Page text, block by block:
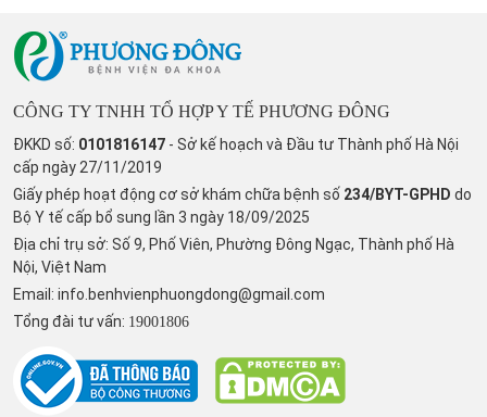
CÔNG TY TNHH TỔ HỢP Y TẾ PHƯƠNG ĐÔNG
ĐKKD số: 0101816147 - Sở kế hoạch và Đầu tư Thành phố Hà Nội
cấp ngày 27/11/2019
Giấy phép hoạt động cơ sở khám chữa bệnh số 234/BYT-GPHD do
Bộ Y tế cấp bổ sung lần 3 ngày 18/09/2025
Địa chỉ trụ sở: Số 9, Phố Viên, Phường Đông Ngạc, Thành phố Hà
Nội, Việt Nam
Email: info.benhvienphuongdong@gmail.com
Tổng đài tư vấn: 19001806